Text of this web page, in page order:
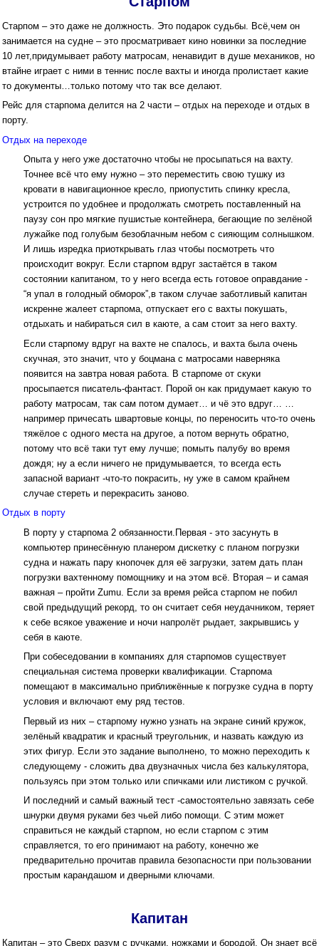
Старпом – это даже не должность. Это подарок судьбы. Всё,чем он
занимается на судне – это просматривает кино новинки за последние
10 лет,придумывает работу матросам, ненавидит в душе механиков, но
втайне играет с ними в теннис после вахты и иногда пролистает какие
то документы…только потому что так все делают.
Рейс для старпома делится на 2 части – отдых на переходе и отдых в
порту.
Отдых на переходе
Опыта у него уже достаточно чтобы не просыпаться на вахту.
Точнее всё что ему нужно – это переместить свою тушку из
кровати в навигационное кресло, приопустить спинку кресла,
устроится по удобнее и продолжать смотреть поставленный на
паузу сон про мягкие пушистые контейнера, бегающие по зелёной
лужайке под голубым безоблачным небом с сияющим солнышком.
И лишь изредка приоткрывать глаз чтобы посмотреть что
происходит вокруг. Если старпом вдруг застаётся в таком
состоянии капитаном, то у него всегда есть готовое оправдание -
“я упал в голодный обморок”,в таком случае заботливый капитан
искренне жалеет старпома, отпускает его c вахты покушать,
отдыхать и набираться сил в каюте, а сам стоит за него вахту.
Если старпому вдруг на вахте не спалось, и вахта была очень
скучная, это значит, что у боцмана с матросами наверняка
появится на завтра новая работа. В старпоме от скуки
просыпается писатель-фантаст. Порой он как придумает какую то
работу матросам, так сам потом думает… и чё это вдруг… …
например причесать швартовые концы, по переносить что-то очень
тяжёлое с одного места на другое, а потом вернуть обратно,
потому что всё таки тут ему лучше; помыть палубу во время
дождя; ну а если ничего не придумывается, то всегда есть
запасной вариант -что-то покрасить, ну уже в самом крайнем
случае стереть и перекрасить заново.
Отдых в порту
В порту у старпома 2 обязанности.Первая - это засунуть в
компьютер принесённую планером дискетку с планом погрузки
судна и нажать пару кнопочек для её загрузки, затем дать план
погрузки вахтенному помощнику и на этом всё. Вторая – и самая
важная – пройти Zumu. Если за время рейса старпом не побил
свой предыдущий рекорд, то он считает себя неудачником, теряет
к себе всякое уважение и ночи напролёт рыдает, закрывшись у
себя в каюте.
При собеседовании в компаниях для старпомов существует
специальная система проверки квалификации. Старпома
помещают в максимально приближённые к погрузке судна в порту
условия и включают ему ряд тестов.
Первый из них – старпому нужно узнать на экране синий кружок,
зелёный квадратик и красный треугольник, и назвать каждую из
этих фигур. Если это задание выполнено, то можно переходить к
следующему - сложить два двузначных числа без калькулятора,
пользуясь при этом только или спичками или листиком с ручкой.
И последний и самый важный тест -самостоятельно завязать себе
шнурки двумя руками без чьей либо помощи. С этим может
справиться не каждый старпом, но если старпом с этим
справляется, то его принимают на работу, конечно же
предварительно прочитав правила безопасности при пользовании
простым карандашом и дверными ключами.
Капитан
Капитан – это Сверх разум с ручками, ножками и бородой. Он знает всё